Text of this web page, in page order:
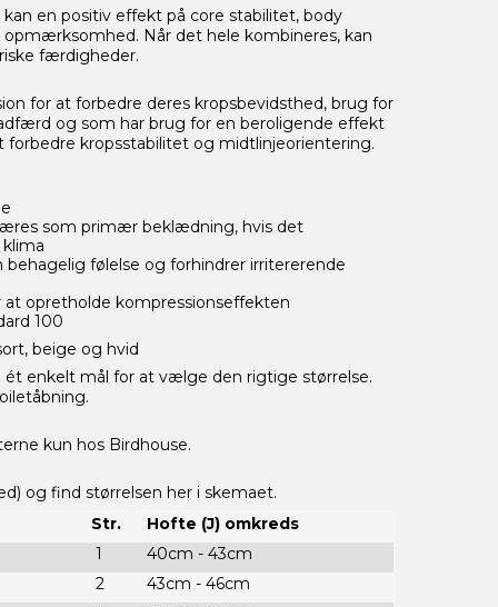
en positiv effekt på core stabilitet, body
Når det hele kombineres, kan
færdigheder.
for at forbedre deres kropsbevidsthed, brug for
og som har brug for en beroligende effekt
forbedre kropsstabilitet og midtlinjeorientering.
som primær beklædning, hvis det
følelse og forhindrer irritererende
at opretholde kompressionseffekten
100
beige og hvid
enkelt mål for at vælge den rigtige størrelse.
kun hos Birdhouse.
og find størrelsen her i skemaet.
Str.
Hofte (J) omkreds
1
40cm - 43cm
2
43cm - 46cm